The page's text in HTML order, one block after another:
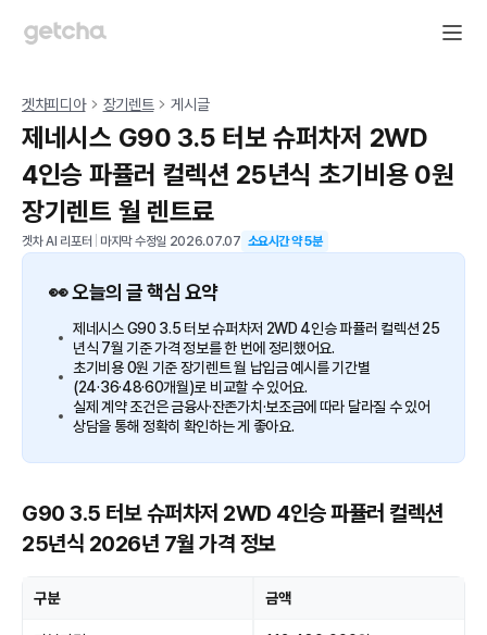
겟차피디아 장기렌트 게시글
제네시스 G90 3.5 터보 슈퍼차저 2WD
4인승 파퓰러 컬렉션 25년식 초기비용 0원
장기렌트 월 렌트료
겟차 AI 리포터 마지막 수정일 2026.07.07 소요시간 약5분
👀 오늘의 글 핵심 요약
제네시스 G90 3.5 터보 슈퍼차저 2WD 4인승 파퓰러 컬렉션 25
년식 7월 기준 가격 정보를 한 번에 정리했어요.
초기비용 0원 기준 장기렌트 월 납입금 예시를 기간별
(24·36·48·60개월)로 비교할 수 있어요.
실제 계약 조건은 금융사·잔존가치·보조금에 따라 달라질 수 있어
상담을 통해 정확히 확인하는 게 좋아요.
G90 3.5 터보 슈퍼차저 2WD 4인승 파퓰러 컬렉션
25년식 2026년 7월 가격 정보
구분 금액